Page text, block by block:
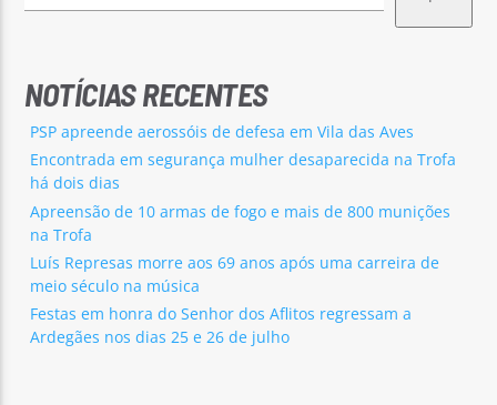
NOTÍCIAS RECENTES
PSP apreende aerossóis de defesa em Vila das Aves
Encontrada em segurança mulher desaparecida na Trofa
há dois dias
Apreensão de 10 armas de fogo e mais de 800 munições
na Trofa
Luís Represas morre aos 69 anos após uma carreira de
meio século na música
Festas em honra do Senhor dos Aflitos regressam a
Ardegães nos dias 25 e 26 de julho